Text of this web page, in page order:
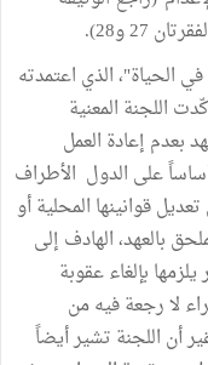
رقم 36 "المادة 6: الحق في الحياة"، الذي اعتمدته
(8 أكتوبر - 2 نوفمبر 2018)، أكّدت اللجنة المعنية
بعدم إعادة العمل
أساساً على الدول الأطراف
قوانينها المحلية أو
بالعهد، الهادف إلى
بإلغاء عقوبة
لا رجعة فيه من
أن اللجنة تشير أيضاً